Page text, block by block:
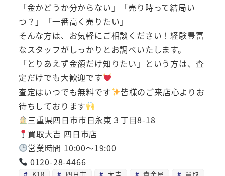
「金かどうか分からない」「売り時って結局い
つ？」「一番高く売りたい」
そんな方は、お気軽にご相談ください！経験豊富
なスタッフがしっかりとお調べいたします。
「とりあえず金額だけ知りたい」という方は、査
定だけでも大歓迎です
査定はいつでも無料です
皆様のご来店心よりお
待ちしております
三重県四日市市日永東３丁目8-18
買取大吉 四日市店
営業時間 10:00～19:00
0120-28-4466